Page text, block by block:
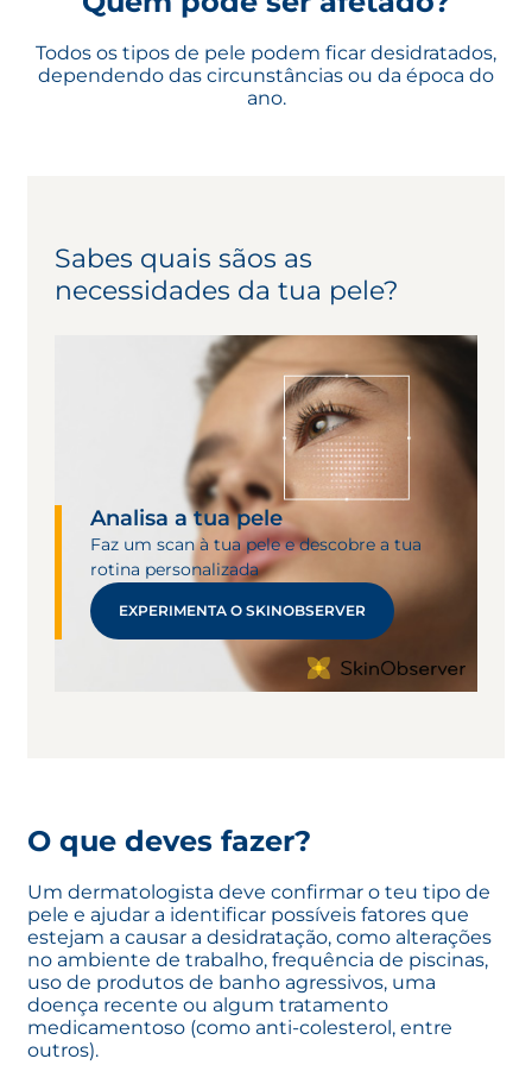
Todos os tipos de pele podem ficar desidratados,
dependendo das circunstâncias ou da época do
ano.
Sabes quais sãos as
necessidades da tua pele?
Analisa a tua pele
Faz um scan à tua pele e descobre a tua
rotina personalizada
EXPERIMENTA O SKINOBSERVER
O que deves fazer?
Um dermatologista deve confirmar o teu tipo de
pele e ajudar a identificar possíveis fatores que
estejam a causar a desidratação, como alterações
no ambiente de trabalho, frequência de piscinas,
uso de produtos de banho agressivos, uma
doença recente ou algum tratamento
medicamentoso (como anti-colesterol, entre
outros).